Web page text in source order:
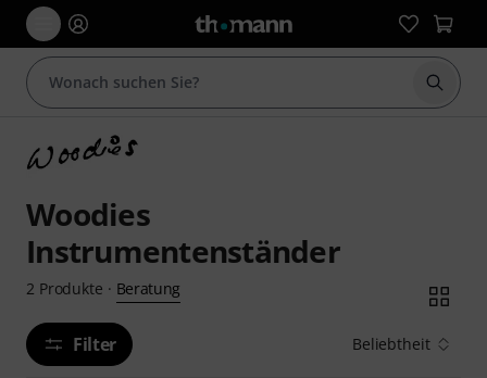
Suche
Woodies
Instrumentenständer
2 Produkte · Beratung
Filter Beliebtheit